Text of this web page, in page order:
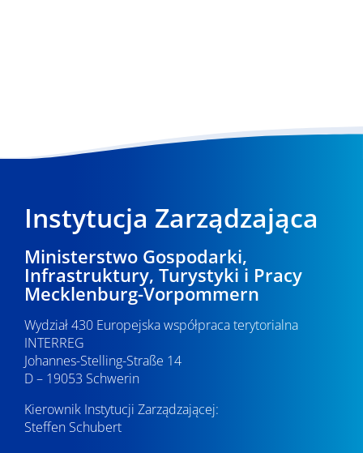
Instytucja Zarządzająca
Ministerstwo Gospodarki,
Infrastruktury, Turystyki i Pracy
Mecklenburg-Vorpommern
Wydział 430 Europejska współpraca terytorialna
INTERREG
Johannes-Stelling-Straße 14
D – 19053 Schwerin
Kierownik Instytucji Zarządzającej:
Steffen Schubert